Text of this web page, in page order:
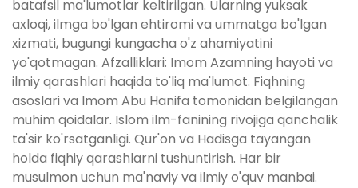
batafsil ma'lumotlar keltirilgan. Ularning yuksak
axloqi, ilmga bo'lgan ehtiromi va ummatga bo'lgan
xizmati, bugungi kungacha o'z ahamiyatini
yo'qotmagan. Afzalliklari: Imom Azamning hayoti va
ilmiy qarashlari haqida to'liq ma'lumot. Fiqhning
asoslari va Imom Abu Hanifa tomonidan belgilangan
muhim qoidalar. Islom ilm-fanining rivojiga qanchalik
ta'sir ko'rsatganligi. Qur'on va Hadisga tayangan
holda fiqhiy qarashlarni tushuntirish. Har bir
musulmon uchun ma'naviy va ilmiy o'quv manbai.